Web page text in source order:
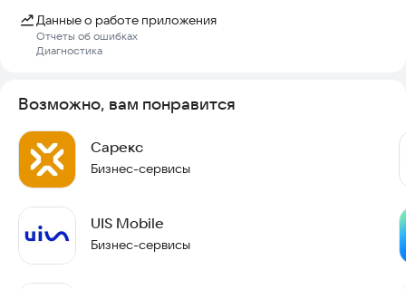
Данные о работе приложения
Отчеты об ошибках
Диагностика
Возможно, вам понравится
Сарекс
Бизнес-сервисы
UIS Mobile
Бизнес-сервисы